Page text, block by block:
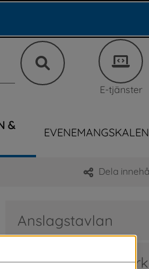
E-tjänster
&
Dela
Anslagstavlan
Hur kan jag